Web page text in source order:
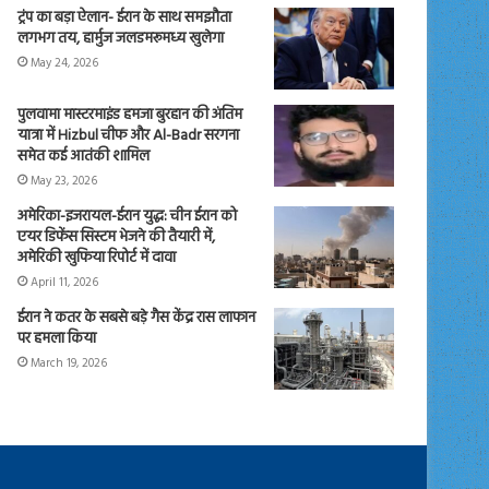
ट्रंप का बड़ा ऐलान- ईरान के साथ समझौता
लगभग तय, हार्मुज जलडमरूमध्य खुलेगा
May 24, 2026
पुलवामा मास्टरमाइंड हमजा बुरहान की अंतिम
यात्रा में Hizbul चीफ और Al-Badr सरगना
समेत कई आतंकी शामिल
May 23, 2026
अमेरिका-इजरायल-ईरान युद्ध: चीन ईरान को
एयर डिफेंस सिस्टम भेजने की तैयारी में,
अमेरिकी खुफिया रिपोर्ट में दावा
April 11, 2026
ईरान ने कतर के सबसे बड़े गैस केंद्र रास लाफान
पर हमला किया
March 19, 2026